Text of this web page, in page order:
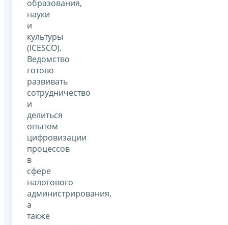
образования,
науки
и
культуры
(ICESCO).
Ведомство
готово
развивать
сотрудничество
и
делиться
опытом
цифровизации
процессов
в
сфере
налогового
администрирования,
а
также